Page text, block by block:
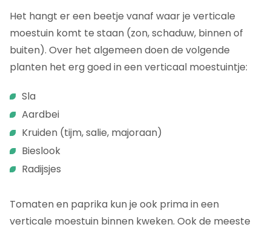
Het hangt er een beetje vanaf waar je verticale
moestuin komt te staan (zon, schaduw, binnen of
buiten). Over het algemeen doen de volgende
planten het erg goed in een verticaal moestuintje:
Sla
Aardbei
Kruiden (tijm, salie, majoraan)
Bieslook
Radijsjes
Tomaten en paprika kun je ook prima in een
verticale moestuin binnen kweken. Ook de meeste